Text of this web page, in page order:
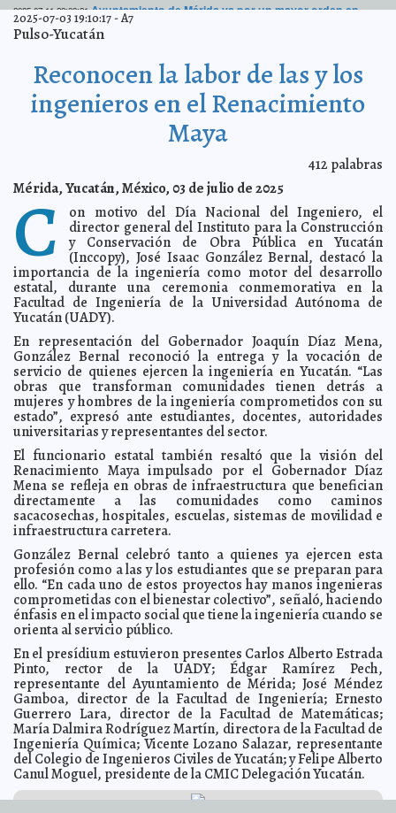
2025-07-11 22:09:21 Ayuntamiento de Mérida va por un mayor orden en
espacios públicos y finanzas municipales.
Ayuntamiento de Mérida avanza en limpieza de rejillas
2025-07-11 21:48:22 Mediante la comisión de igualdad de genero el
Congreso de Estado de Yucatán impulsa la igualdad entre mujeres y
hombres A7
Va y Ven inicia operaciones en Polígono 108 con la
nueva Ruta R-47, marcando un hito en la movilidad del nororiente de
Mérida ordena sus calles: retiran vallas publicitarias,
vehículos irregulares y abandonados A7
Tekit se prepara para la decimo primera “Expo capital
de la guayabera” 2025: del18 de julio al 4 de agosto A7
2025-07-10 17:49:03 Supera Cecilia Patrón las metas de atención a baches
gracias a los reportes de las y los meridanos. A7
2025-07-09 22:40:00 "Arranca Cecilia Patrón operativo vacacional para
garantizar la seguridad de paseantes de México y el mundo."
2025-07-09 22:32:55 "Vecinos del oriente de Mérida piden urgente
restablecimiento de rutas de transporte publico"
2025-07-09 22:01:10 El Sistema Va Y Ven llega a Polígono 108 atendiendo
demanda histórica de mejorar el servicio en el nororiente de la ciudad
A7
2025-07-08 19:00:53 “Diseña tu Ciudad” avanza con la participación
ciudadana en Mérida." A7
2025-07-08 18:49:37 Yucatán impulsa la sostenibilidad de sus Pueblos
Mágicos A7
2025-07-08 18:40:23 Refuerzan mantenimiento en la carretera Progreso-
Uaymitún por temporada vacacional A7
2025-07-08 18:32:46 Reconocen a estudiantes destacados de Yucatán en la
Olimpiada del Conocimiento 2025 A7
2025-07-08 18:19:59 La Vaquería Yucateca celebra 43 años de identidad y
tradición A7
2025-07-07 18:29:55 Raíces "Científicas, semillero de talento juvenil en
Yucatán" A7
2025-07-07 18:21:47 Exitosa respuesta a “Todos Somos Útiles" del
Ayuntamiento de Mérida, con más de 500 paquetes escolares
recolectados. A7
2025-07-07 18:08:58 "Conmemora Cecilia Patrón el 17 aniversario del
programa de educación preventiva de adicciones, D.A.R.E." A7
2025-07-07 17:52:58 Detalla Cecilia Patrón el plan Verano Seguro para cuidar
a vacacionistas y familias meridanas. A7
2025-07-06 13:01:55 Tras éxito en Mérida, Ramírez Marín supervisa jornada
de esterilización en Chocholá Ya son más de 300 mascotas atendidas
en 6 jornadas A7
2025-07-05 20:44:23 Paramédico municipal atiende nacimiento de un niño
en el centro de Mérida. A7
2025-07-05 18:01:51 Impulsa Cecilia Patrón la educación con descuentos y
becas para estudiantes.
2025-07-03 19:10:17-A7
Pulso-Yucatán
Reconocen la labor de las y los
ingenieros en el Renacimiento
Maya
412 palabras
Mérida, Yucatán, México, 03 de julio de 2025
C on motivo del Día Nacional del Ingeniero, el
director general del Instituto para la Construcción
y Conservación de Obra Pública en Yucatán
(Inccopy), José Isaac González Bernal, destacó la
importancia de la ingeniería como motor del desarrollo
estatal, durante una ceremonia conmemorativa en la
Facultad de Ingeniería de la Universidad Autónoma de
Yucatán (UADY).
En representación del Gobernador Joaquín Díaz Mena,
González Bernal reconoció la entrega y la vocación de
servicio de quienes ejercen la ingeniería en Yucatán. “Las
obras que transforman comunidades tienen detrás a
mujeres y hombres de la ingeniería comprometidos con su
estado”, expresó ante estudiantes, docentes, autoridades
universitarias y representantes del sector.
El funcionario estatal también resaltó que la visión del
Renacimiento Maya impulsado por el Gobernador Díaz
Mena se refleja en obras de infraestructura que benefician
directamente a las comunidades como caminos
sacacosechas, hospitales, escuelas, sistemas de movilidad e
infraestructura carretera.
González Bernal celebró tanto a quienes ya ejercen esta
profesión como a las y los estudiantes que se preparan para
ello. “En cada uno de estos proyectos hay manos ingenieras
comprometidas con el bienestar colectivo”, señaló, haciendo
énfasis en el impacto social que tiene la ingeniería cuando se
orienta al servicio público.
En el presídium estuvieron presentes Carlos Alberto Estrada
Pinto, rector de la UADY; Édgar Ramírez Pech,
representante del Ayuntamiento de Mérida; José Méndez
Gamboa, director de la Facultad de Ingeniería; Ernesto
Guerrero Lara, director de la Facultad de Matemáticas;
María Dalmira Rodríguez Martín, directora de la Facultad de
Ingeniería Química; Vicente Lozano Salazar, representante
del Colegio de Ingenieros Civiles de Yucatán; y Felipe Alberto
Canul Moguel, presidente de la CMIC Delegación Yucatán.